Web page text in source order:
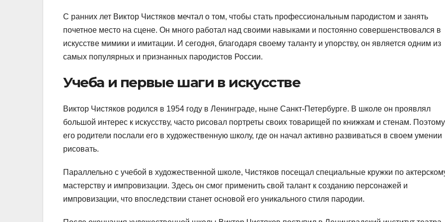
С ранних лет Виктор Чистяков мечтал о том, чтобы стать профессиональным пародистом и занять
почетное место на сцене. Он много работал над своими навыками и постоянно совершенствовался в
искусстве мимики и имитации. И сегодня, благодаря своему таланту и упорству, он является одним из
самых популярных и признанных пародистов России.
Учеба и первые шаги в искусстве
Виктор Чистяков родился в 1954 году в Ленинграде, ныне Санкт-Петербурге. В школе он проявлял
большой интерес к искусству, часто рисовал портреты своих товарищей по книжкам и стенам. Поэтому
его родители послали его в художественную школу, где он начал активно развиваться в своем умении
рисовать.
Параллельно с учебой в художественной школе, Чистяков посещал специальные кружки по
мастерству и импровизации. Здесь он смог применить свой талант к созданию персонажей и
импровизации, что впоследствии станет основой его уникального стиля пародии.